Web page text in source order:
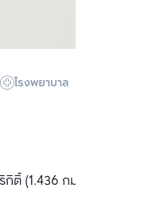
โรงพยาบาล
ติ์ (1.436 กม.)